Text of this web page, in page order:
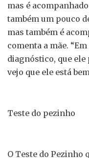
mas é
também um pouco
mas também é
comenta a mãe.
diagnóstico, que ele
vejo que ele está
Teste do pezinho
O Teste do Pezinho